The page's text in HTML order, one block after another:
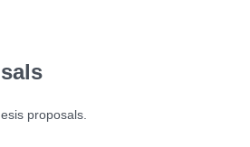
proposals.